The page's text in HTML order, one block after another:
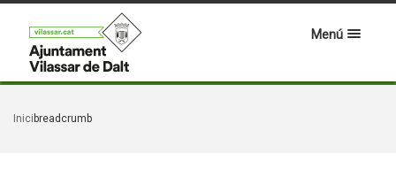
Menú
Inici breadcrumb